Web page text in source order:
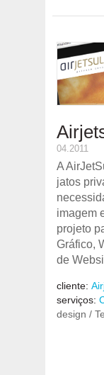
04.2011
A
jatos
imagem
projeto
Gráfico,
de
cliente:
serviços:
design /